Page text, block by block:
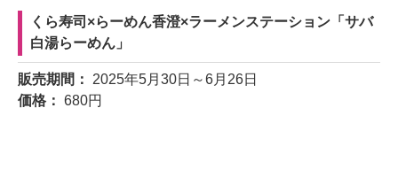
くら寿司×らーめん香澄×ラーメンステーション「サバ
白湯らーめん」
販売期間： 2025年5月30日～6月26日
価格： 680円